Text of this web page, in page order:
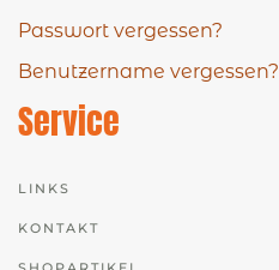
Passwort vergessen?
Benutzername vergessen?
Service
LINKS
KONTAKT